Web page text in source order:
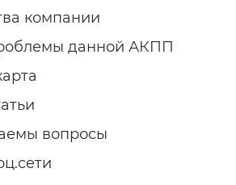
компании
данной АКПП
вопросы